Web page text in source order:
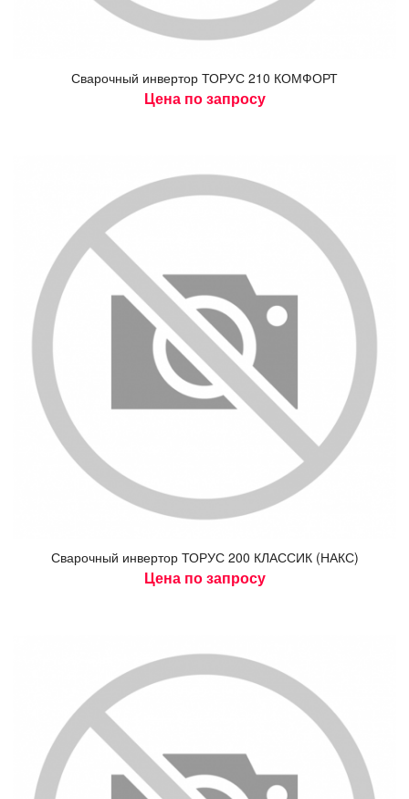
Сва­роч­ный ин­вертор ТО­РУС 210 КОМ­ФОРТ
Цена по запросу
Сва­роч­ный ин­вертор ТО­РУС 200 КЛАС­СИК (НАКС)
Цена по запросу